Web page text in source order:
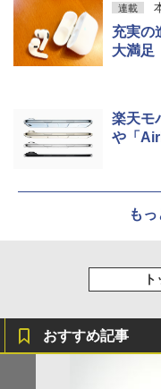
連載
充実の
大満足
楽天モ
や「
も
おすすめ記事